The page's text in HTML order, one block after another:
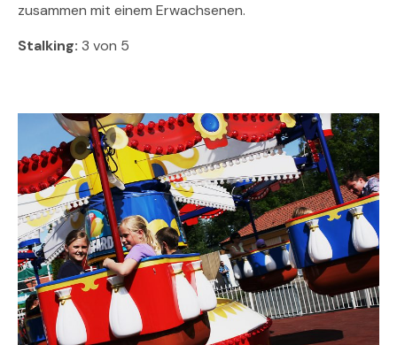
zusammen mit einem Erwachsenen.
Stalking: 3 von 5